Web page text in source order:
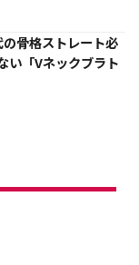
の骨格ストレート必
い「Vネックブラト